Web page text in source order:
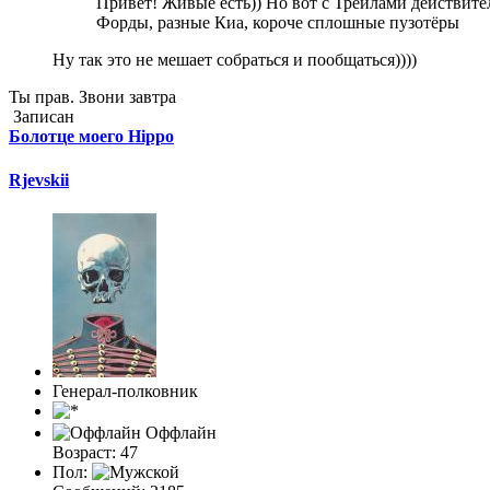
Форды, разные Киа, короче сплошные пузотёры
Ну так это не мешает собраться и пообщаться))))
Ты прав. Звони завтра
Записан
Болотце моего Hippo
Rjevskii
Генерал-полковник
Оффлайн
Возраст: 47
Пол: